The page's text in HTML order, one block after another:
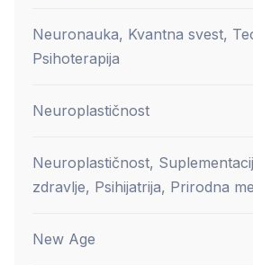
Neuronauka, Kvantna svest,
Psihoterapija
Neuroplastičnost
Neuroplastičnost,
zdravlje, Psihijatrija, Prirodna
New Age